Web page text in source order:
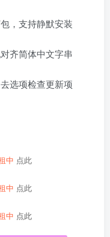
，支持静默安装
齐简体中文字串
选项检查更新项
中 点此
中 点此
中 点此